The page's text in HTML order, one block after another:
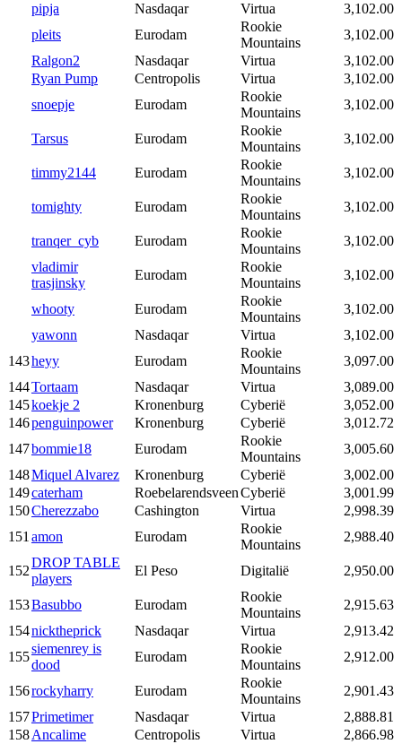
pipja
Nasdaqar Virtua
3,102.00
pleits
Eurodam
Rookie
Mountains
3,102.00
Ralgon2
Nasdaqar Virtua
3,102.00
Ryan Pump
Centropolis Virtua
3,102.00
snoepje
Eurodam
Rookie
Mountains
3,102.00
Tarsus Eurodam
Rookie
Mountains
3,102.00
timmy2144 Eurodam
Rookie
Mountains
3,102.00
tomighty Eurodam
Rookie
Mountains
3,102.00
tranqer_cyb Eurodam
Rookie
Mountains
3,102.00
vladimir
trasjinsky
Eurodam
Rookie
Mountains
3,102.00
whooty Eurodam
Rookie
Mountains
3,102.00
yawonn
Nasdaqar Virtua
3,102.00
143heyy Eurodam
Rookie
Mountains
3,097.00
144Tortaam Nasdaqar Virtua
3,089.00
145koekje 2 Kronenburg Cyberië
3,052.00
146penguinpower Kronenburg Cyberië
3,012.72
147bommie18 Eurodam
Rookie
Mountains
3,005.60
148Miquel Alvarez Kronenburg Cyberië
3,002.00
149caterham RoebelarendsveenCyberië
3,001.99
150Cherezzabo Cashington Virtua
2,998.39
151amon Eurodam
Rookie
Mountains
2,988.40
152
DROP TABLE
players
El Peso Digitalië 2,950.00
153Basubbo Eurodam
Rookie
Mountains
2,915.63
154nicktheprick Nasdaqar Virtua
2,913.42
155
siemenrey is
dood
Eurodam
Rookie
Mountains
2,912.00
156rockyharry Eurodam
Rookie
Mountains
2,901.43
157Primetimer Nasdaqar Virtua
2,888.81
158Ancalime Centropolis Virtua
2,866.98